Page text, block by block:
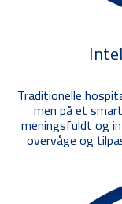
Traditionelle
men på et
meningsfuldt og
overvåge og